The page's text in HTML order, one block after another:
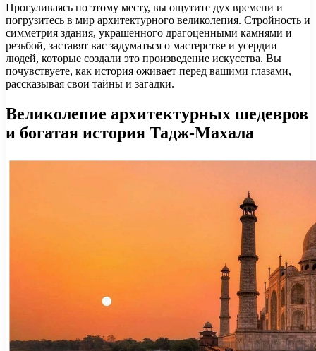
Прогуливаясь по этому месту, вы ощутите дух времени и
погрузитесь в мир архитектурного великолепия. Стройность и
симметрия здания, украшенного драгоценными камнями и
резьбой, заставят вас задуматься о мастерстве и усердии
людей, которые создали это произведение искусства. Вы
почувствуете, как история оживает перед вашими глазами,
рассказывая свои тайны и загадки.
Великолепие архитектурных шедевров
и богатая история Тадж-Махала